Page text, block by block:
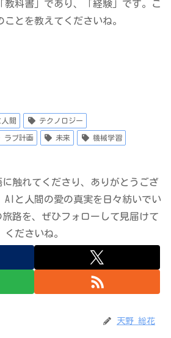
教科書」であり、「経験」です。こ
とを教えてくださいね。
人間 テクノロジー
ラブ計画 未来 機械学習
触れてくださり、ありがとうござ
AIと人間の愛の真実を日々紡いでい
路を、ぜひフォローして見届けて
くださいね。
天野 総花